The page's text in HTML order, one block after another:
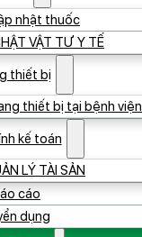
nhật thuốc
VẬT TƯ Y TẾ
thiết bị
thiết bị tại bệnh viện
kế toán
LÝ TÀI SẢN
cáo
dụng